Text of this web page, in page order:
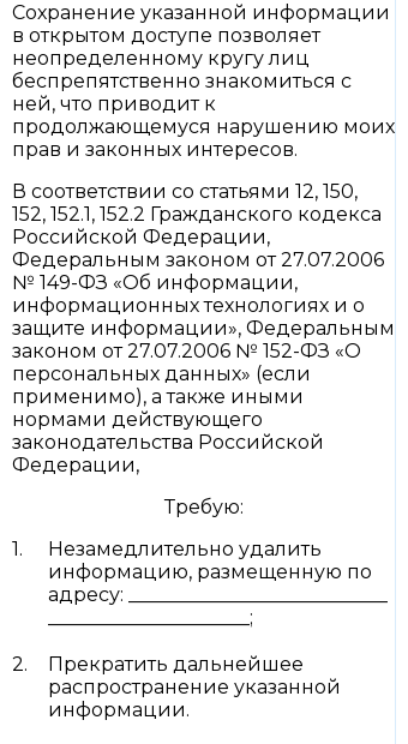
Сохранение указанной информации
в открытом доступе позволяет
неопределенному кругу лиц
беспрепятственно знакомиться с
ней, что приводит к
продолжающемуся нарушению моих
прав и законных интересов.
В соответствии со статьями 12, 150,
152, 152.1, 152.2 Гражданского кодекса
Российской Федерации,
Федеральным законом от 27.07.2006
№ 149-ФЗ «Об информации,
информационных технологиях и о
защите информации», Федеральным
законом от 27.07.2006 № 152-ФЗ «О
персональных данных» (если
применимо), а также иными
нормами действующего
законодательства Российской
Федерации,
Требую:
Незамедлительно удалить
информацию, размещенную по
адресу: ___________________________
_____________________;
Прекратить дальнейшее
распространение указанной
информации.